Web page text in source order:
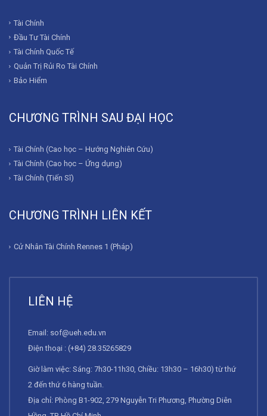
Tài Chính
Đầu Tư Tài Chính
Tài Chính Quốc Tế
Quản Trị Rủi Ro Tài Chính
Bảo Hiểm
CHƯƠNG TRÌNH SAU ĐẠI HỌC
Tài Chính (Cao học – Hướng Nghiên Cứu)
Tài Chính (Cao học – Ứng dụng)
Tài Chính (Tiến Sĩ)
CHƯƠNG TRÌNH LIÊN KẾT
Cử Nhân Tài Chính Rennes 1 (Pháp)
LIÊN HỆ
Email: sof@ueh.edu.vn
Điện thoại : (+84) 28.35265829
Giờ làm việc: Sáng: 7h30-11h30, Chiều: 13h30 – 16h30) từ thứ
2 đến thứ 6 hàng tuần.
Địa chỉ: Phòng B1-902, 279 Nguyễn Tri Phương, Phường Diên